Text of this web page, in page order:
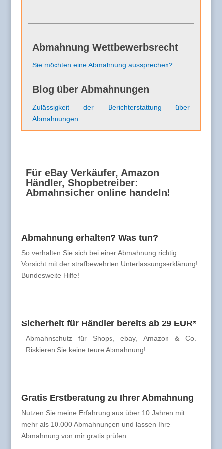
Abmahnung Wettbewerbsrecht
Sie möchten eine Abmahnung aussprechen?
Blog über Abmahnungen
Zulässigkeit der Berichterstattung über
Abmahnungen
Für eBay Verkäufer, Amazon
Händler, Shopbetreiber:
Abmahnsicher online handeln!
Abmahnung erhalten? Was tun?
So verhalten Sie sich bei einer Abmahnung richtig.
Vorsicht mit der strafbewehrten Unterlassungserklärung!
Bundesweite Hilfe!
Sicherheit für Händler bereits ab 29 EUR*
Abmahnschutz für Shops, ebay, Amazon & Co.
Riskieren Sie keine teure Abmahnung!
Gratis Erstberatung zu Ihrer Abmahnung
Nutzen Sie meine Erfahrung aus über 10 Jahren mit
mehr als 10.000 Abmahnungen und lassen Ihre
Abmahnung von mir gratis prüfen.